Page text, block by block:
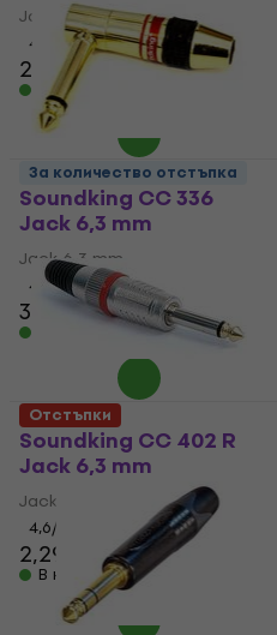
Jack 6,3 mm
4,6 /5
2,89 €
В наличност
Soundking CC 336
Jack 6,3 mm
Jack 6,3 mm
4,6/5
3,49 €
В наличност
За количество отстъпка
Soundking CC 402 R
Jack 6,3 mm
Jack 6,3 mm
4,6/5
2,29 €
В наличност
Отстъпки